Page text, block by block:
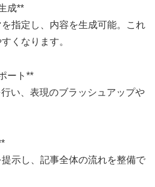
成**
指定し、内容を生成可能。これ
くなります。
ート**
い、表現のブラッシュアップや
示し、記事全体の流れを整備で